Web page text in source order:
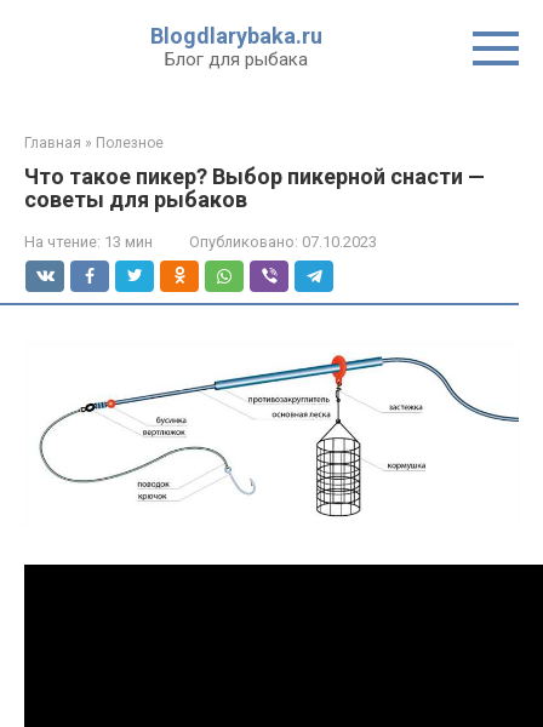
Blogdlarybaka.ru
Блог для рыбака
Главная » Полезное
Что такое пикер? Выбор пикерной снасти —
советы для рыбаков
На чтение: 13 мин Опубликовано: 07.10.2023